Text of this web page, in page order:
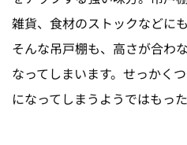
雑貨、食材のストックなどに
そんな吊戸棚も、高さが合わ
なってしまいます。せっかく
になってしまうようではもっ